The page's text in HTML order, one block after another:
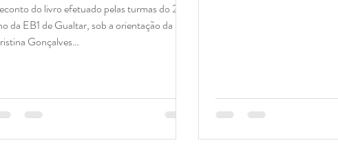
do livro efetuado pelas turmas do 2.º
da EB1 de Gualtar, sob a orientação da PB
Gonçalves